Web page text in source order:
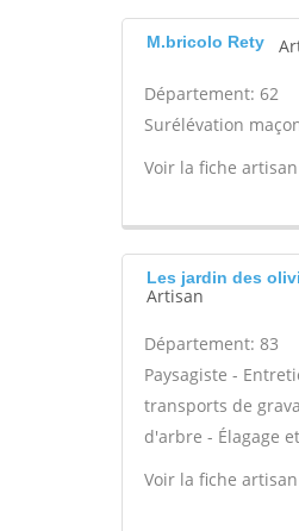
M.bricolo Rety
Département: 62
Surélévation
Voir la fiche
Les jardin des
Artisan
Département: 83
Paysagiste -
transports de
d'arbre - Élagage
Voir la fiche